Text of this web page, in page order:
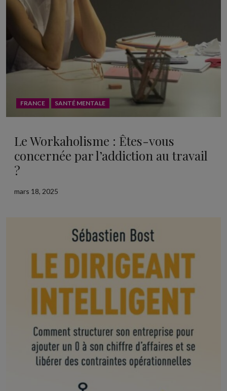
FRANCE SANTÉ MENTALE
Le Workaholisme : Êtes-vous
concernée par l’addiction au travail
?
mars 18, 2025